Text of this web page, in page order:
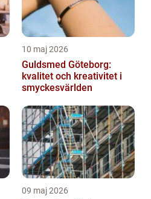
10 maj 2026
Guldsmed Göteborg:
kvalitet och kreativitet i
smyckesvärlden
09 maj 2026